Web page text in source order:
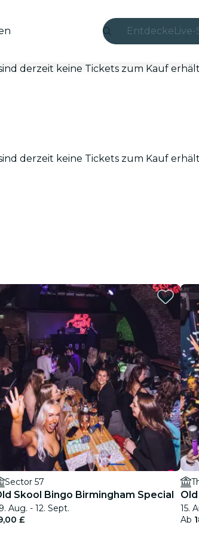
Entdecke
São
Kino
derzeit keine Tickets zum Kauf
derzeit keine Tickets zum Kauf
Sector 57
Skool Bingo Birmingham Special
Aug. - 12. Sept.
£
15.
Ab